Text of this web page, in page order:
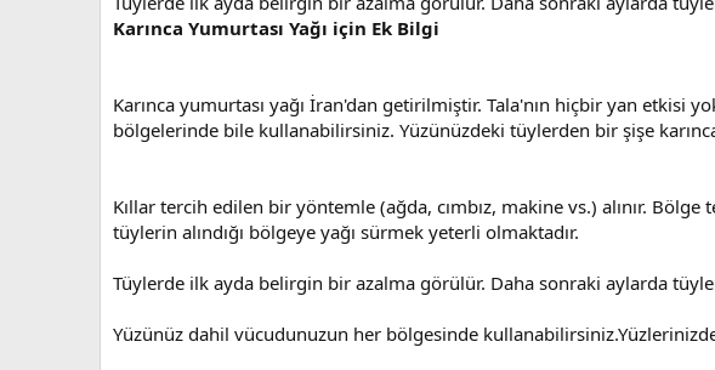
Karınca Yumurtası Yağı için Ek Bilgi
Karınca yumurtası yağı İran'dan getirilmiştir. Tala'nın hiçbir yan etkisi
bölgelerinde bile kullanabilirsiniz. Yüzünüzdeki tüylerden bir şişe
Kıllar tercih edilen bir yöntemle (ağda, cımbız, makine vs.) alınır.
tüylerin alındığı bölgeye yağı sürmek yeterli olmaktadır.
Tüylerde ilk ayda belirgin bir azalma görülür. Daha sonraki aylarda
Yüzünüz dahil vücudunuzun her bölgesinde